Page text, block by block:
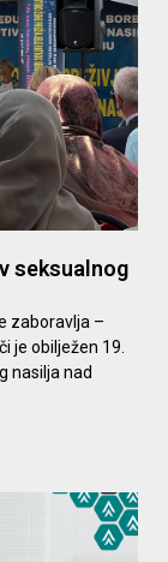
seksualnog
zaboravlja –
je obilježen 19.
nasilja nad